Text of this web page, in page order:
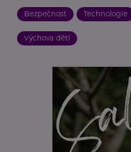
Bezpečnost Technologie
Výchova dětí